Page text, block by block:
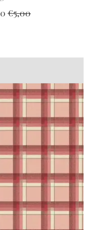
€5,00